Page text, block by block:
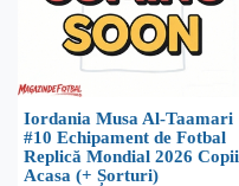
Iordania Musa Al-Taamari
#10 Echipament de Fotbal
Replică Mondial 2026 Copii
Acasa (+ Șorturi)